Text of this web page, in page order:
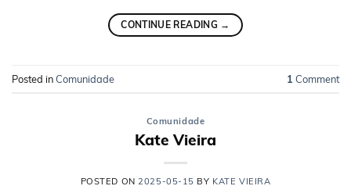
CONTINUE READING →
Posted inComunidade 1 Comment
Comunidade
Kate Vieira
POSTED ON 2025-05-15 BY KATE VIEIRA